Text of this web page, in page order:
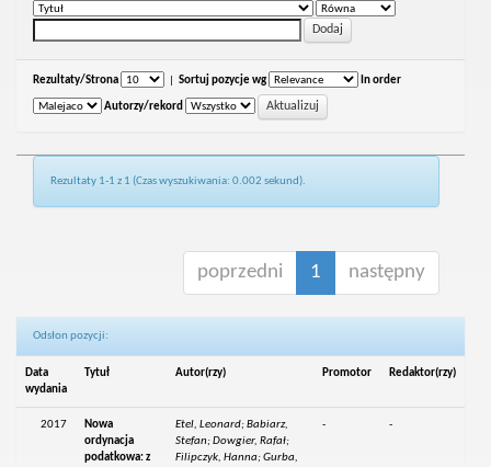
Rezultaty/Strona Sortuj pozycje wg In order
Autorzy/rekord
Rezultaty 1-1 z 1 (Czas wyszukiwania: 0.002 sekund).
poprzedni 1 następny
Odsłon pozycji:
Data
wydania
Tytuł Autor(rzy) Promotor Redaktor(rzy)
2017
Nowa
ordynacja
podatkowa: z
Etel, Leonard; Babiarz,
Stefan; Dowgier, Rafał;
Filipczyk, Hanna; Gurba,
- -